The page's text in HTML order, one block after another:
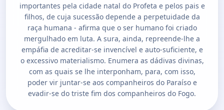
importantes pela cidade natal do Profeta e pelos pais e
filhos, de cuja sucessão depende a perpetuidade da
raça humana - afirma que o ser humano foi criado
mergulhado em luta. A sura, ainda, repreende-lhe a
empáfia de acreditar-se invencível e auto-suficiente, e
o excessivo materialismo. Enumera as dádivas divinas,
com as quais se lhe interponham, para, com isso,
poder vir juntar-se aos companheiros do Paraíso e
evadir-se do triste fim dos companheiros do Fogo.